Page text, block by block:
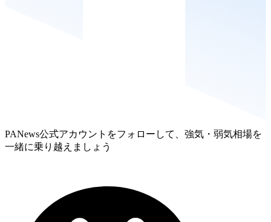
PANews公式アカウントをフォローして、強気・弱気相場を
一緒に乗り越えましょう